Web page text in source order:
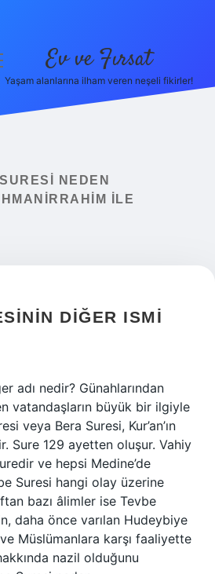
Ev ve Fırsat
Yaşam alanlarına ilham veren neşeli fikirler!
NEDEN
ILE
DIĞER ISMI
adı nedir? Günahlarından
vatandaşların büyük bir ilgiyle
veya Bera Suresi, Kur’an’ın
Sure 129 ayetten oluşur. Vahiy
ve hepsi Medine’de
Suresi hangi olay üzerine
bazı âlimler ise Tevbe
daha önce varılan Hudeybiye
Müslümanlara karşı faaliyette
nazil olduğunu